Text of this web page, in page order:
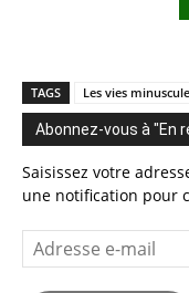
TAGS Les vies
Abonnez-vous à "En
Saisissez votre
une notification pour
Adresse
e-
mail